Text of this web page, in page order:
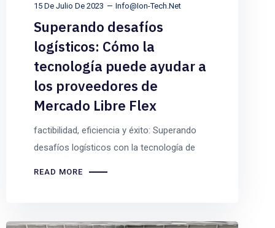
15 De Julio De 2023 Info@ion-Tech.net
Superando desafíos
logísticos: Cómo la
tecnología puede ayudar a
los proveedores de
Mercado Libre Flex
factibilidad, eficiencia y éxito: Superando
desafíos logísticos con la tecnología de
READ MORE